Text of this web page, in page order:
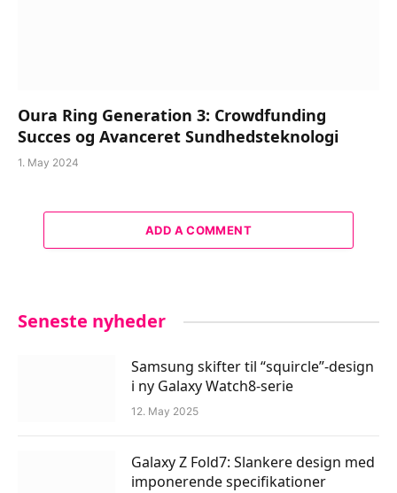
Oura Ring Generation 3: Crowdfunding
Succes og Avanceret Sundhedsteknologi
1. May 2024
ADD A COMMENT
Seneste nyheder
Samsung skifter til “squircle”-design
i ny Galaxy Watch8-serie
12. May 2025
Galaxy Z Fold7: Slankere design med
imponerende specifikationer